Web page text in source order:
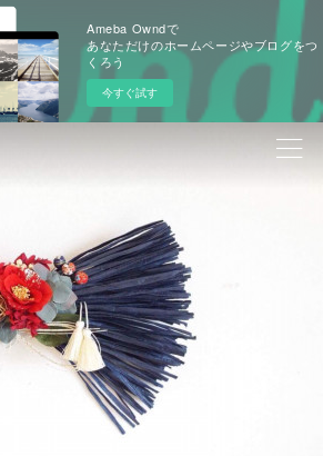
Ameba Owndで
あなただけのホームページやブログをつ
くろう
今すぐ試す